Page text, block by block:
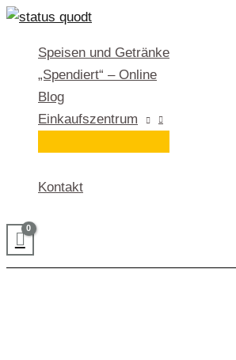
Zum
springenSpeisen und Getränke
„Spendiert“ – Online
Blog
Einkaufszentrum
Kontakt